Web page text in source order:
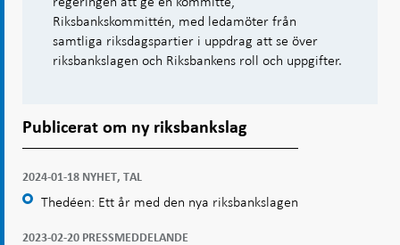
Riksbankskommittén, med ledamöter från
samtliga riksdagspartier i uppdrag att se över
riksbankslagen och Riksbankens roll och uppgifter.
Publicerat om ny riksbankslag
2024-01-18 NYHET, TAL
Thedéen: Ett år med den nya riksbankslagen
2023-02-20 PRESSMEDDELANDE